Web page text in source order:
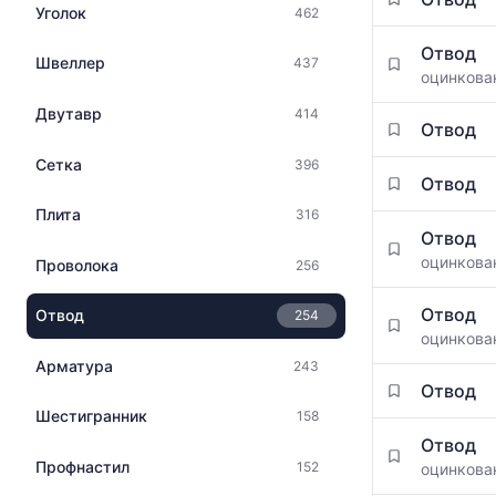
Уголок 462
Швеллер 437
Двутавр 414
Сетка 396
Плита 316
Проволока 256
Отвод 254
Арматура 243
Шестигранник 158
Профнастил 152
данным
прайс-
листов
поставщиков
месяц.
Статистика
обновляется
мере
обновления
прайс-
листов.
ГОСТ,
размеров
и
поставщиков
Отвод
Отвод
Отвод
Отвод
Отвод
Отвод
Отвод